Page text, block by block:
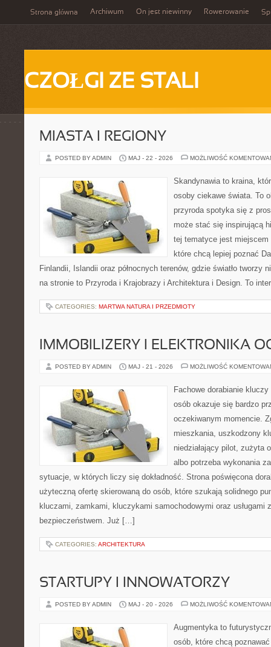
Strona główna Archiwum On jest niewinny Rowerowanie
CZOŁGI ZE STALI
MIASTA I REGIONY
POSTED BY ADMIN MAJ - 22 - 2026 MOŻLIWOŚĆ
Skandynawia to kraina,
osoby ciekawe świata. To
przyroda spotyka się z
może stać się inspirującą
tej tematyce jest miejscem
które chcą lepiej poznać
Finlandii, Islandii oraz północnych terenów, gdzie światło tworzy
na stronie to Przyroda i Krajobrazy i Architektura i Design. To
CATEGORIES: MARTWA NATURA I PRZEDMIOTY
IMMOBILIZERY I ELEKTRONIKA
POSTED BY ADMIN MAJ - 21 - 2026 MOŻLIWOŚĆ
Fachowe dorabianie
osób okazuje się bardzo
oczekiwanym momencie.
mieszkania, uszkodzony
niedziałający pilot, zużyta
albo potrzeba wykonania
sytuacje, w których liczy się dokładność. Strona poświęcona
użyteczną ofertę skierowaną do osób, które szukają solidnego
kluczami, zamkami, kluczykami samochodowymi oraz usługami
bezpieczeństwem. Już […]
CATEGORIES: ARCHITEKTURA
STARTUPY I INNOWATORZY
POSTED BY ADMIN MAJ - 20 - 2026 MOŻLIWOŚĆ
Augmentyka to
osób, które chcą